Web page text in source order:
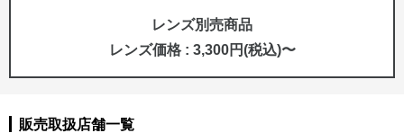
レンズ別売商品
レンズ価格 : 3,300円(税込)〜
販売取扱店舗一覧